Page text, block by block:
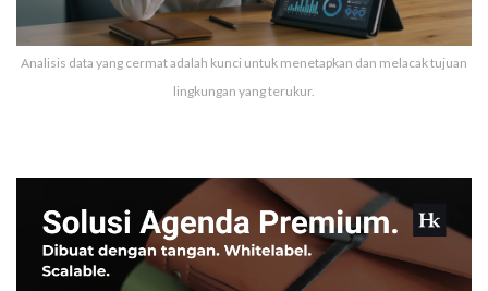
Analisis data yang cermat adalah kunci untuk menetapkan dan melacak tujuan
lingkungan yang terukur.